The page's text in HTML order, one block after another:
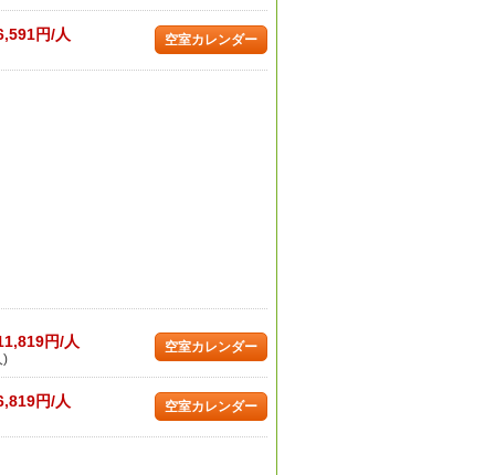
円/人 空室カレンダー
円/人
)
空室カレンダー
円/人 空室カレンダー